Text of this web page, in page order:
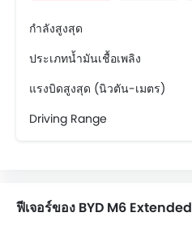
กำลังสูงสุด
ประเภทน้ำมันเชื้อเพลิง
แรงบิดสูงสุด (นิวตัน-เมตร)
Driving Range
ฟีเจอร์ของ BYD M6 Extended